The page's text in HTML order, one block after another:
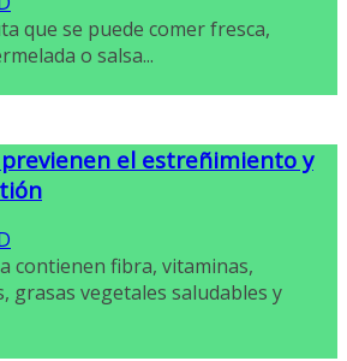
que se puede comer fresca,
o salsa...
el estreñimiento y
contienen fibra, vitaminas,
grasas vegetales saludables y